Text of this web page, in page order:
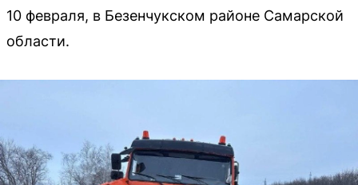
10 февраля, в Безенчукском районе Самарской
области.